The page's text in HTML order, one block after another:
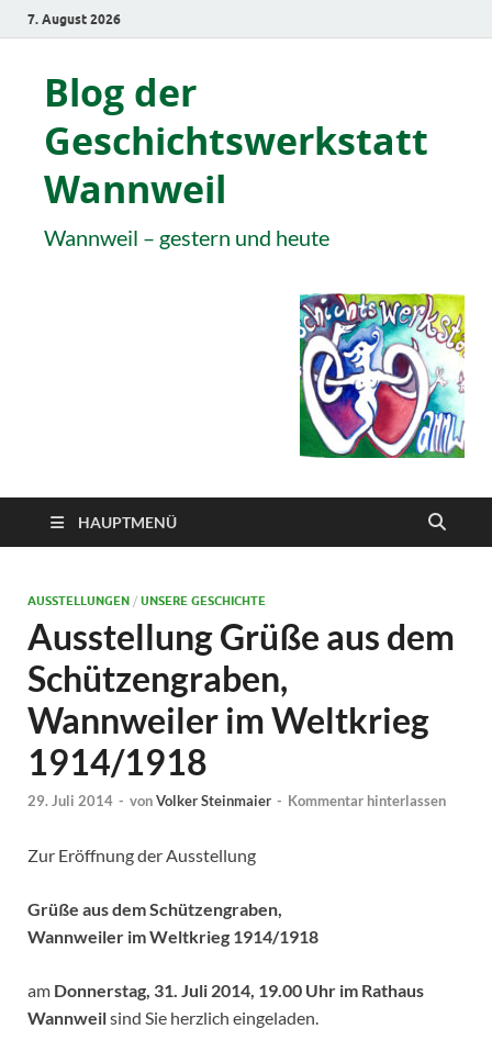
7. August 2026
Blog der
Geschichtswerkstatt
Wannweil
Wannweil – gestern und heute
HAUPTMENÜ
AUSSTELLUNGEN / UNSERE GESCHICHTE
Ausstellung Grüße aus dem
Schützengraben,
Wannweiler im Weltkrieg
1914/1918
29. Juli 2014 - vonVolker Steinmaier - Kommentar hinterlassen
Zur Eröffnung der Ausstellung
Grüße aus dem Schützengraben,
Wannweiler im Weltkrieg 1914/1918
am Donnerstag, 31. Juli 2014, 19.00 Uhr im Rathaus
Wannweilsind Sie herzlich eingeladen.